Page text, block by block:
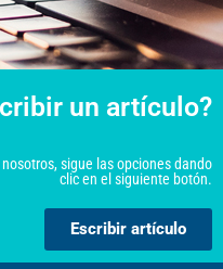
un artículo?
sigue las opciones dando
clic en el siguiente botón.
Escribir artículo